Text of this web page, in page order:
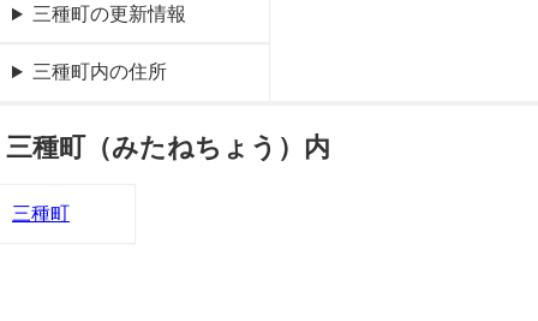
三種町の更新情報
三種町内の住所
三種町（みたねちょう）内
三種町